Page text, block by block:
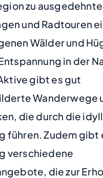
zu
und Radtouren
Wälder und
in der
gibt es gut
Wanderwege
die durch die
führen. Zudem gibt
verschiedene
die zur